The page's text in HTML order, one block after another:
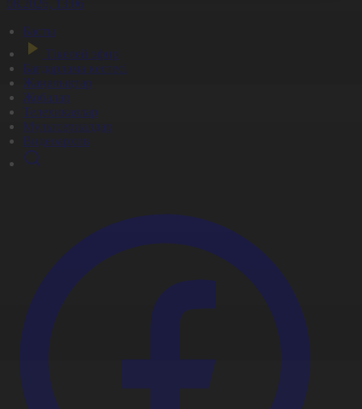
13:06
Басты
Тікелей эфир
Бағдарлама кестесі
Жаңалықтар
Жобалар
Телехикаялар
Мультсериалдар
Видеоархив